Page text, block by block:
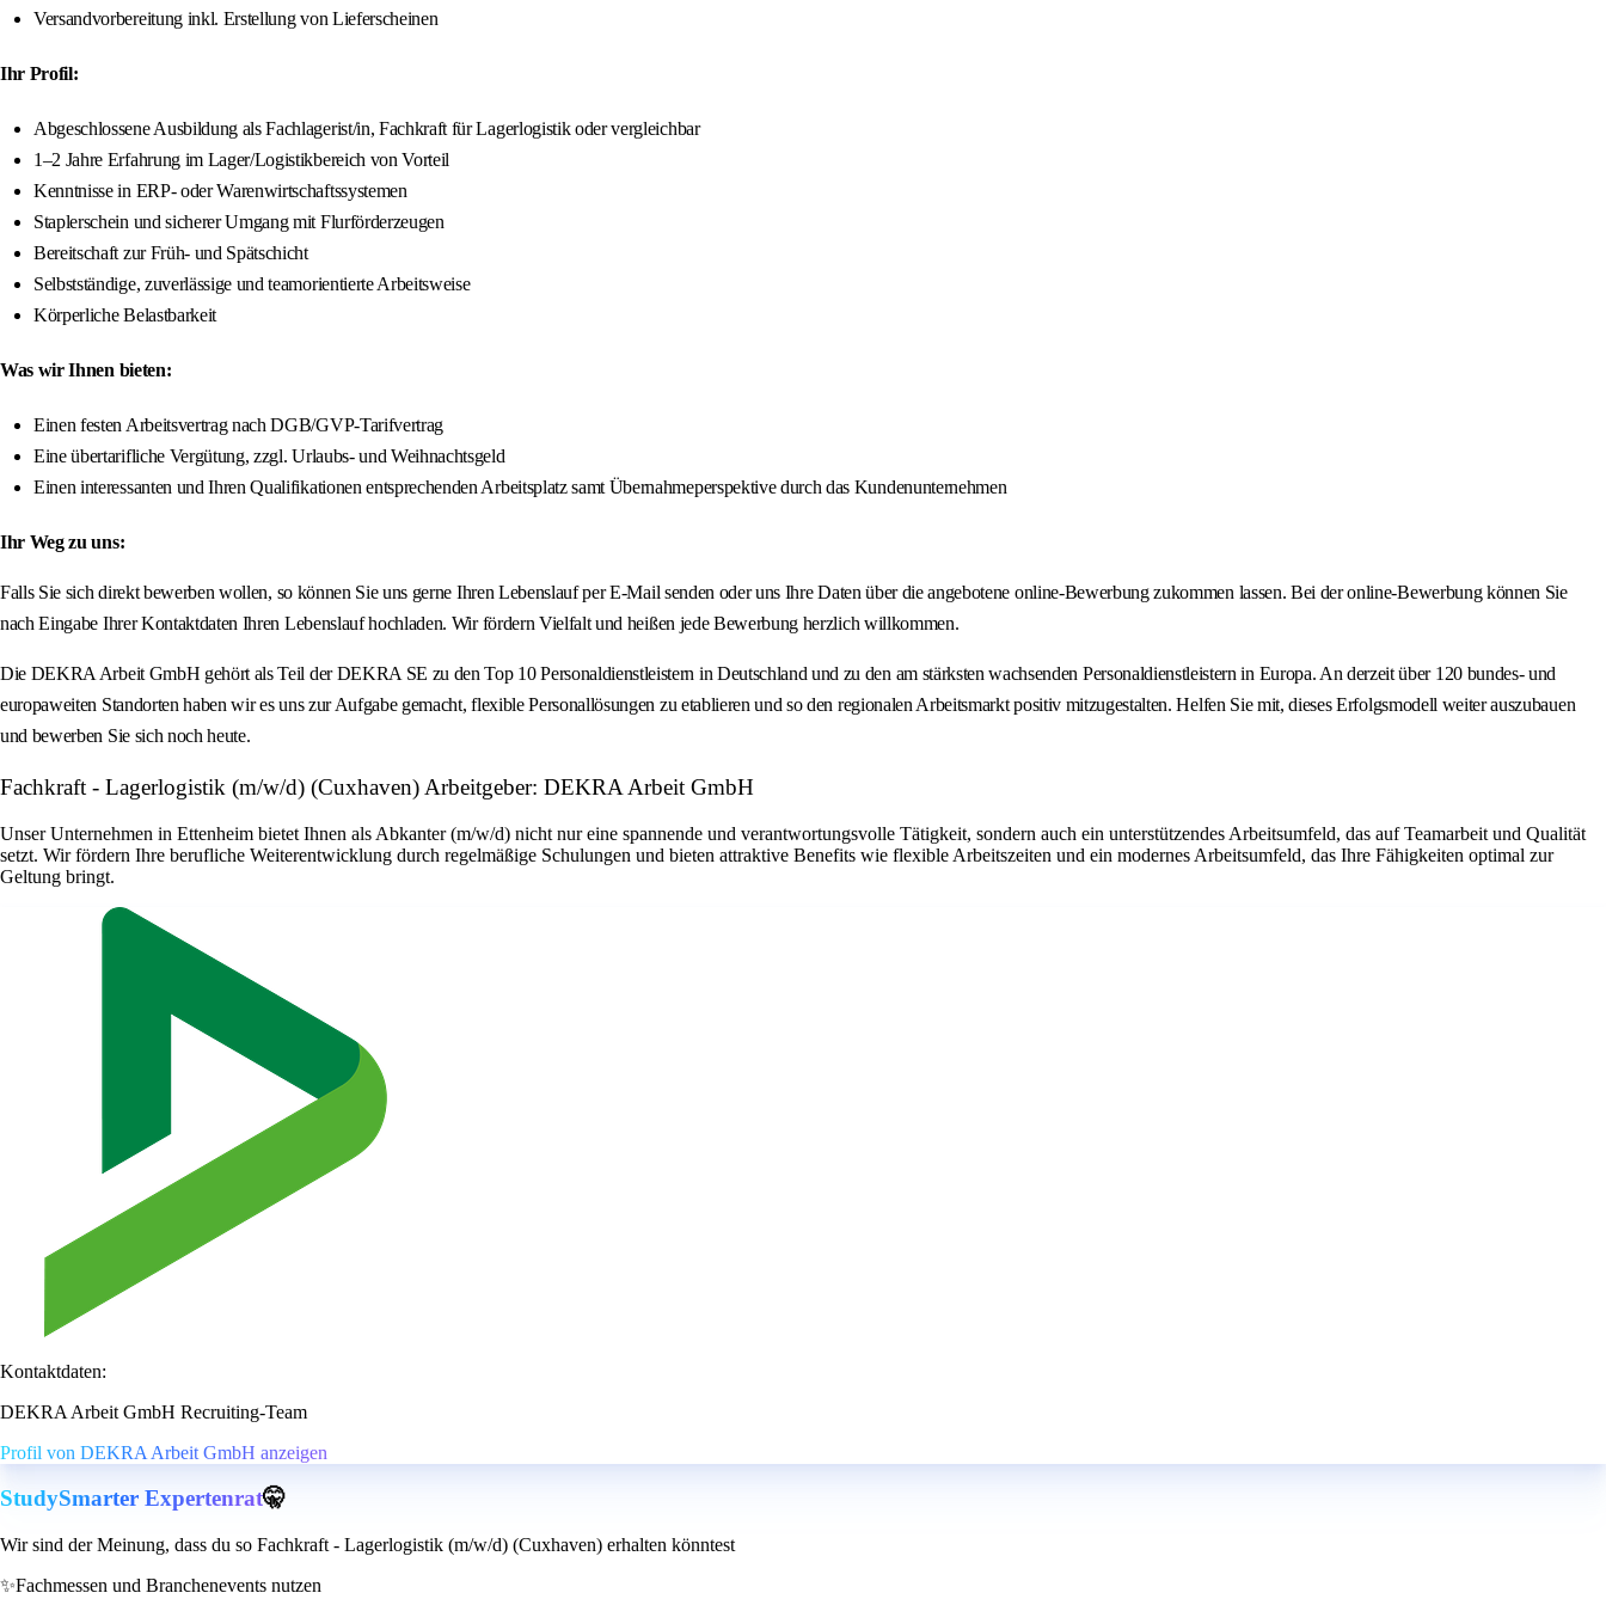
Versandvorbereitung inkl. Erstellung von Lieferscheinen
Ihr Profil:
Abgeschlossene Ausbildung als Fachlagerist/in, Fachkraft für Lagerlogistik oder vergleichbar
1–2 Jahre Erfahrung im Lager/Logistikbereich von Vorteil
Kenntnisse in ERP- oder Warenwirtschaftssystemen
Staplerschein und sicherer Umgang mit Flurförderzeugen
Bereitschaft zur Früh- und Spätschicht
Selbstständige, zuverlässige und teamorientierte Arbeitsweise
Körperliche Belastbarkeit
Was wir Ihnen bieten:
Einen festen Arbeitsvertrag nach DGB/GVP-Tarifvertrag
Eine übertarifliche Vergütung, zzgl. Urlaubs- und Weihnachtsgeld
Einen interessanten und Ihren Qualifikationen entsprechenden Arbeitsplatz samt Übernahmeperspektive durch das Kundenunternehmen
Ihr Weg zu uns:
Falls Sie sich direkt bewerben wollen, so können Sie uns gerne Ihren Lebenslauf per E-Mail senden oder uns Ihre Daten über die angebotene online-Bewerbung zukommen lassen. Bei der online-Bewerbung können Sie
nach Eingabe Ihrer Kontaktdaten Ihren Lebenslauf hochladen. Wir fördern Vielfalt und heißen jede Bewerbung herzlich willkommen.
Die DEKRA Arbeit GmbH gehört als Teil der DEKRA SE zu den Top 10 Personaldienstleistern in Deutschland und zu den am stärksten wachsenden Personaldienstleistern in Europa. An derzeit über 120 bundes- und
europaweiten Standorten haben wir es uns zur Aufgabe gemacht, flexible Personallösungen zu etablieren und so den regionalen Arbeitsmarkt positiv mitzugestalten. Helfen Sie mit, dieses Erfolgsmodell weiter auszubauen
und bewerben Sie sich noch heute.
Fachkraft - Lagerlogistik (m/w/d) (Cuxhaven) Arbeitgeber: DEKRA Arbeit GmbH
Unser Unternehmen in Ettenheim bietet Ihnen als Abkanter (m/w/d) nicht nur eine spannende und verantwortungsvolle Tätigkeit, sondern auch ein unterstützendes Arbeitsumfeld, das auf Teamarbeit und Qualität
setzt. Wir fördern Ihre berufliche Weiterentwicklung durch regelmäßige Schulungen und bieten attraktive Benefits wie flexible Arbeitszeiten und ein modernes Arbeitsumfeld, das Ihre Fähigkeiten optimal zur
Geltung bringt.
Kontaktdaten:
DEKRA Arbeit GmbH Recruiting-Team
Profil von DEKRA Arbeit GmbH anzeigen
StudySmarter Expertenrat🤫
Wir sind der Meinung, dass du so Fachkraft - Lagerlogistik (m/w/d) (Cuxhaven) erhalten könntest
✨Fachmessen und Branchenevents nutzen